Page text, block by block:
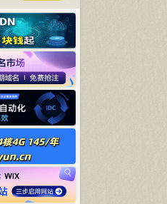
diaozhui.com